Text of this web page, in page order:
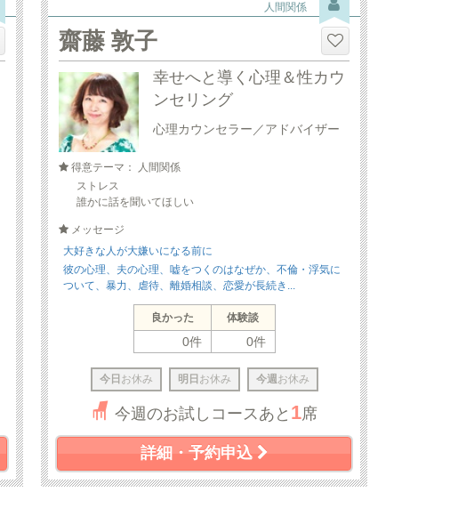
人間関係
齋藤 敦子
幸せへと導く心理＆性カウ
ンセリング
心理カウンセラー／アドバイザー
得意テーマ： 人間関係
ストレス
誰かに話を聞いてほしい
メッセージ
大好きな人が大嫌いになる前に
彼の心理、夫の心理、嘘をつくのはなぜか、不倫・浮気に
ついて、暴力、虐待、離婚相談、恋愛が長続き...
良かった 体験談
0件 0件
今日 お休み 明日 お休み 今週 お休み
今週のお試しコースあと 1席
詳細・予約申込